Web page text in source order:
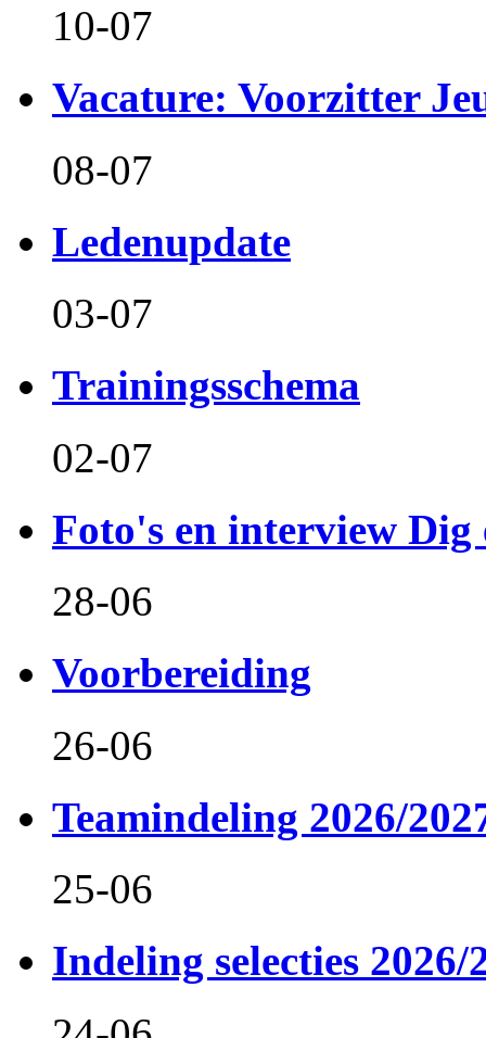
10-07
Vacature: Voorzitter
08-07
Ledenupdate
03-07
Trainingsschema
02-07
Foto's en interview Dig
28-06
Voorbereiding
26-06
Teamindeling 2026/
25-06
Indeling selecties 2026/